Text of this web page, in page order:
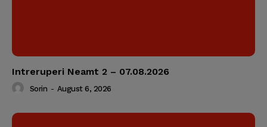
Intreruperi Neamt 2 – 07.08.2026
Sorin - August 6, 2026